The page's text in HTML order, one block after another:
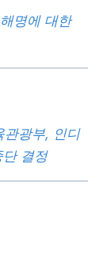
명에 대한
광부, 인디
결정